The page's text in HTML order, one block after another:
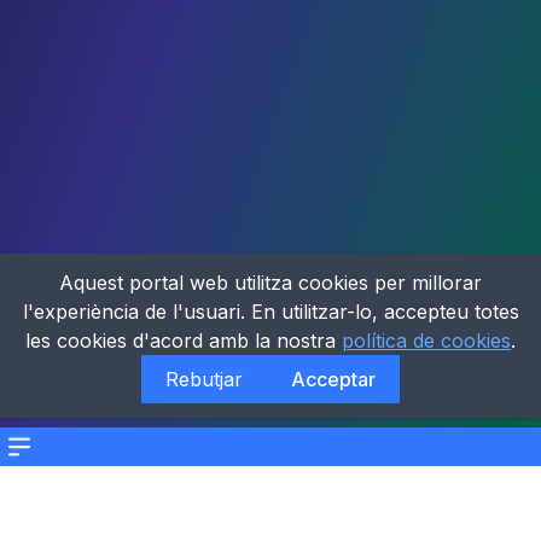
Menu
Aquest portal web utilitza cookies per millorar
l'experiència de l'usuari. En utilitzar-lo, accepteu totes
les cookies d'acord amb la nostra política de cookies.
Rebutjar
Acceptar